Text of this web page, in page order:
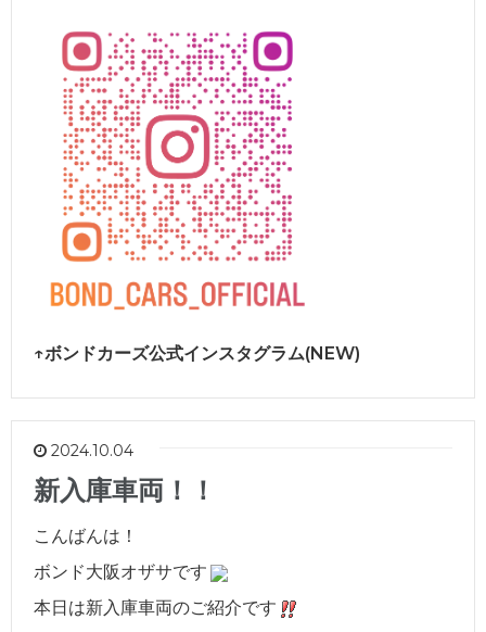
↑ボンドカーズ公式インスタグラム(NEW)
2024.10.04
新入庫車両！！
こんばんは！
ボンド大阪オザサです
本日は新入庫車両のご紹介です